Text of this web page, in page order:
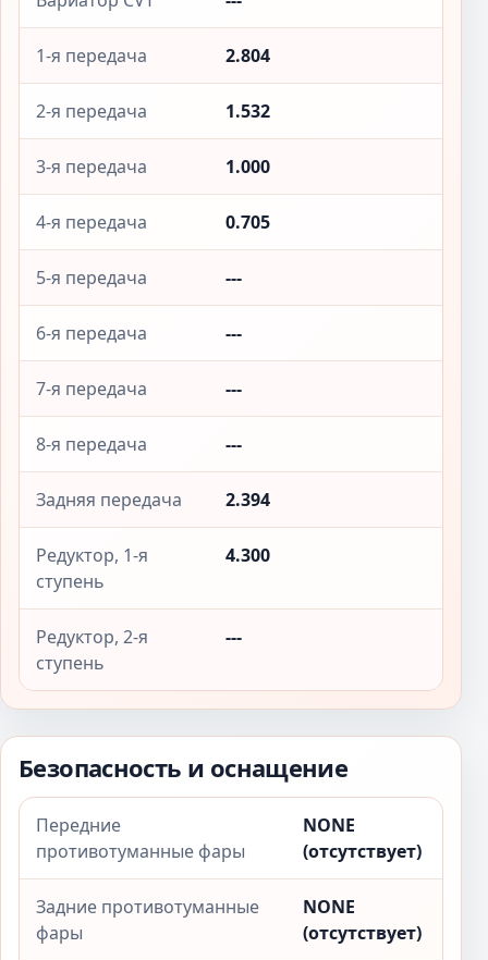
1-я передача 2.804
2-я передача 1.532
3-я передача 1.000
4-я передача 0.705
5-я передача ---
6-я передача ---
7-я передача ---
8-я передача ---
Задняя передача 2.394
Редуктор, 1-я
ступень
4.300
Редуктор, 2-я
ступень
---
Безопасность и оснащение
Передние
противотуманные фары
NONE
(отсутствует)
Задние противотуманные
фары
NONE
(отсутствует)